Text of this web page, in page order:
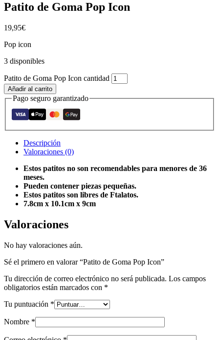
Patito de Goma Pop Icon
19,95€
Pop icon
3 disponibles
Patito de Goma Pop Icon cantidad
Añadir al carrito
Pago seguro garantizado
Descripción
Valoraciones (0)
Estos patitos no son recomendables para menores de 36
meses.
Pueden contener piezas pequeñas.
Estos patitos son libres de Ftalatos.
7.8cm x 10.1cm x 9cm
Valoraciones
No hay valoraciones aún.
Sé el primero en valorar “Patito de Goma Pop Icon”
Tu dirección de correo electrónico no será publicada. Los campos
obligatorios están marcados con *
Tu puntuación *
Nombre *